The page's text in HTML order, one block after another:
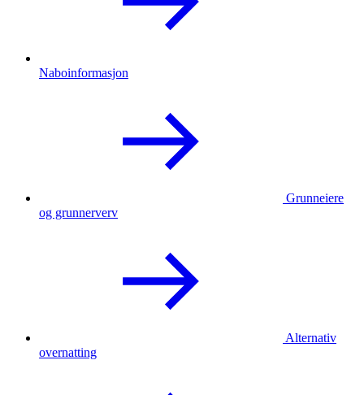
Naboinformasjon
Grunneiere
og grunnerverv
Alternativ
overnatting